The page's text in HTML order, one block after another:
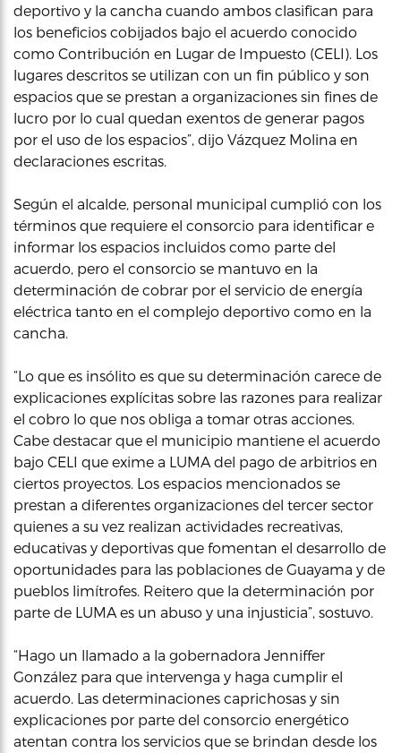
deportivo y la cancha cuando ambos clasifican para
los beneficios cobijados bajo el acuerdo conocido
como Contribución en Lugar de Impuesto (CELI). Los
lugares descritos se utilizan con un fin público y son
espacios que se prestan a organizaciones sin fines de
lucro por lo cual quedan exentos de generar pagos
por el uso de los espacios”, dijo Vázquez Molina en
declaraciones escritas.
Según el alcalde, personal municipal cumplió con los
términos que requiere el consorcio para identificar e
informar los espacios incluidos como parte del
acuerdo, pero el consorcio se mantuvo en la
determinación de cobrar por el servicio de energía
eléctrica tanto en el complejo deportivo como en la
cancha.
“Lo que es insólito es que su determinación carece de
explicaciones explícitas sobre las razones para realizar
el cobro lo que nos obliga a tomar otras acciones.
Cabe destacar que el municipio mantiene el acuerdo
bajo CELI que exime a LUMA del pago de arbitrios en
ciertos proyectos. Los espacios mencionados se
prestan a diferentes organizaciones del tercer sector
quienes a su vez realizan actividades recreativas,
educativas y deportivas que fomentan el desarrollo de
oportunidades para las poblaciones de Guayama y de
pueblos limítrofes. Reitero que la determinación por
parte de LUMA es un abuso y una injusticia”, sostuvo.
“Hago un llamado a la gobernadora Jenniffer
González para que intervenga y haga cumplir el
acuerdo. Las determinaciones caprichosas y sin
explicaciones por parte del consorcio energético
atentan contra los servicios que se brindan desde los